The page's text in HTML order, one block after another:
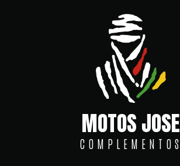
MOTOS JOSE
COMPLEMENTOS